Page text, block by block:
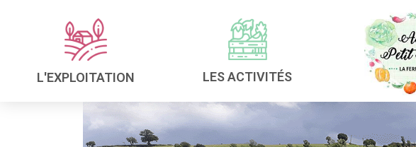
L'EXPLOITATION LES ACTIVITÉS